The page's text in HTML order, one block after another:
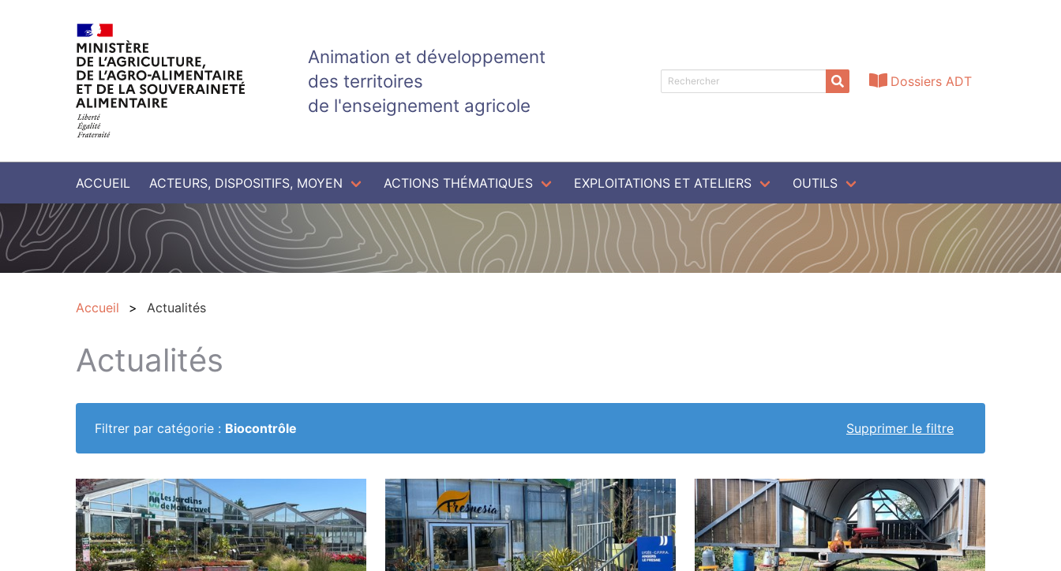
Animation et développement
des territoires
de l'enseignement agricole
Dossiers ADT
ACCUEIL ACTEURS, DISPOSITIFS, MOYEN ACTIONS THÉMATIQUES EXPLOITATIONS ET ATELIERS OUTILS
Accueil Actualités
Actualités
Filtrer par catégorie : Biocontrôle Supprimer le filtre